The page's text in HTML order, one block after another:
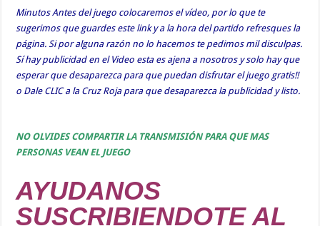
Minutos Antes del juego colocaremos el vídeo, por lo que te
sugerimos que guardes este link y a la hora del partido refresques la
página. Si por alguna razón no lo hacemos te pedimos mil disculpas.
Sí hay publicidad en el Video esta es ajena a nosotros y solo hay que
esperar que desaparezca para que puedan disfrutar el juego gratis!!
o Dale CLIC a la Cruz Roja para que desaparezca la publicidad y listo.
NO OLVIDES COMPARTIR LA TRANSMISIÓN PARA QUE MAS
PERSONAS VEAN EL JUEGO
AYUDANOS
SUSCRIBIENDOTE AL